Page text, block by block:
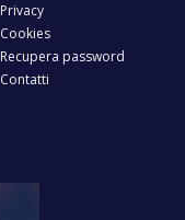
Privacy
Cookies
Recupera password
Contatti